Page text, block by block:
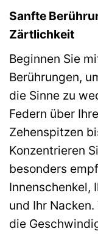
Sanfte
Zärtlichkeit
Beginnen Sie
Berührungen,
die Sinne zu
Federn über
Zehenspitzen
Konzentrieren
besonders
Innenschenkel,
und Ihr
die